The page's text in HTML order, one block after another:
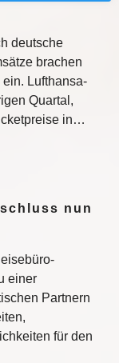
deutsche
brachen
Lufthansa-
Quartal,
in…
nun
einer
Partnern
für den